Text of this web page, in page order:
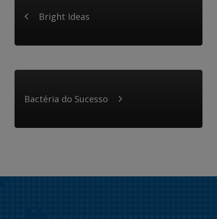
Bright Ideas
Bactéria do Sucesso